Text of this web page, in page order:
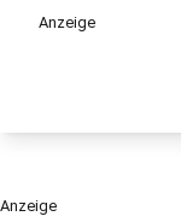
Anzeige
Anzeige